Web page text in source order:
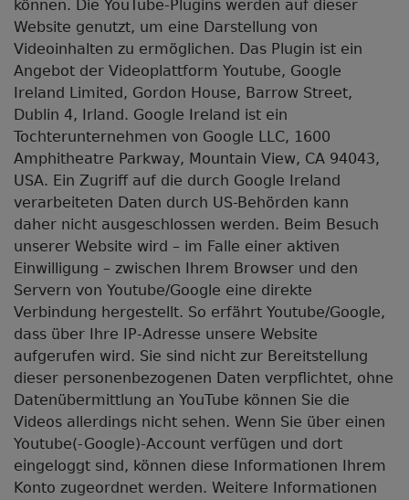
können. Die YouTube-Plugins werden auf dieser
Website genutzt, um eine Darstellung von
Videoinhalten zu ermöglichen. Das Plugin ist ein
Angebot der Videoplattform Youtube, Google
Ireland Limited, Gordon House, Barrow Street,
Dublin 4, Irland. Google Ireland ist ein
Tochterunternehmen von Google LLC, 1600
Amphitheatre Parkway, Mountain View, CA 94043,
USA. Ein Zugriff auf die durch Google Ireland
verarbeiteten Daten durch US-Behörden kann
daher nicht ausgeschlossen werden. Beim Besuch
unserer Website wird – im Falle einer aktiven
Einwilligung – zwischen Ihrem Browser und den
Servern von Youtube/Google eine direkte
Verbindung hergestellt. So erfährt Youtube/Google,
dass über Ihre IP-Adresse unsere Website
aufgerufen wird. Sie sind nicht zur Bereitstellung
dieser personenbezogenen Daten verpflichtet, ohne
Datenübermittlung an YouTube können Sie die
Videos allerdings nicht sehen. Wenn Sie über einen
Youtube(-Google)-Account verfügen und dort
eingeloggt sind, können diese Informationen Ihrem
Konto zugeordnet werden. Weitere Informationen